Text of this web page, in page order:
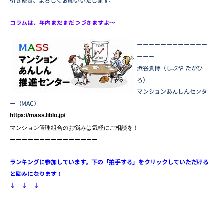
コラムは、年内まだまだつづきますよ～
ーーーーーーーーーーーー
ーーー
渋谷貴博（しぶや たかひ
ろ）
マンションあんしんセンタ
ー（MAC）
https://mass.liblo.jp/
マンション管理組合のお悩みは気軽にご相談を！
ーーーーーーーーーーーーーーー
ランキングに参加しています。下の「拍手する」をクリックしていただける
と励みになります！
↓ ↓ ↓